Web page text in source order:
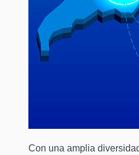
Con una amplia